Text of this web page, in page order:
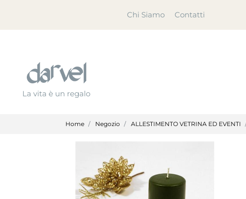
Chi Siamo Contatti
La vita è un regalo
Home Negozio ALLESTIMENTO VETRINA ED EVENTI